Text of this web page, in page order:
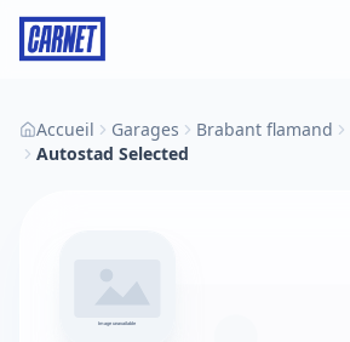
Accueil Garages Brabant flamand
Autostad Selected